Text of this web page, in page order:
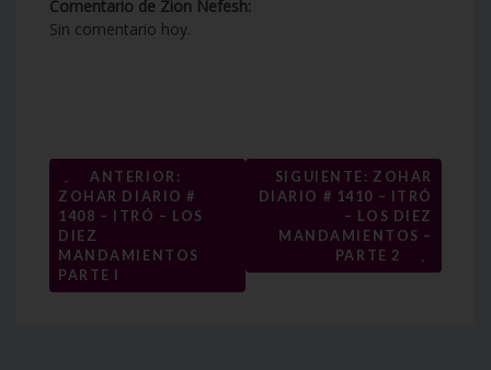
Comentario de Zion Nefesh:
Sin comentario hoy.
Navegación
de
entradas
←
ANTERIOR:
ZOHAR DIARIO #
1408 – ITRÓ – LOS
DIEZ
MANDAMIENTOS
PARTE I
SIGUIENTE: ZOHAR
DIARIO # 1410 – ITRÓ
– LOS DIEZ
MANDAMIENTOS –
PARTE 2
→